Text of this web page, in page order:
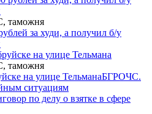
таможня
за худи, а получил б/у
таможня
на улице ТельманаБГРОЧС.
ситуациям